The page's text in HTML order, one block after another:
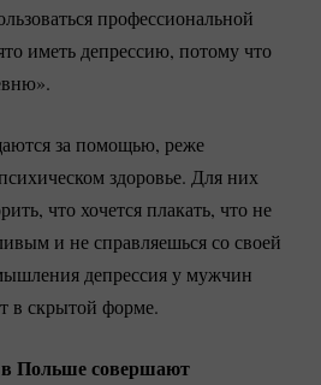
профессиональной
иметь депрессию, потому что
за помощью, реже
здоровье. Для них
что хочется плакать, что не
и не справляешься со своей
депрессия у мужчин
в скрытой форме.
Польше совершают